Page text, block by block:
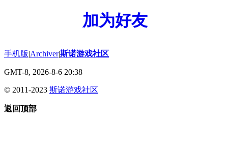
加为好友
手机版|Archiver|斯诺游戏社区
GMT-8, 2026-8-6 20:38
© 2011-2023 斯诺游戏社区
返回顶部